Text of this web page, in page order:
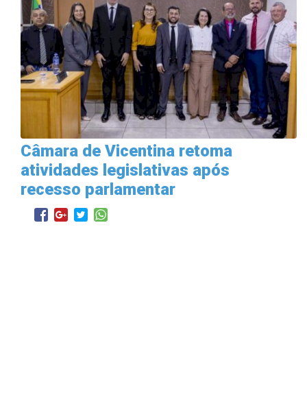
Câmara de Vicentina retoma
atividades legislativas após
recesso parlamentar